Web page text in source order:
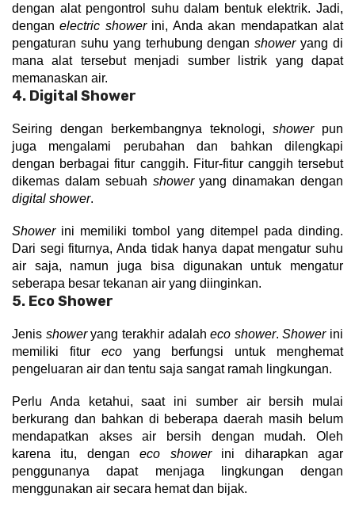
dengan alat pengontrol suhu dalam bentuk elektrik. Jadi,
dengan electric shower ini, Anda akan mendapatkan alat
pengaturan suhu yang terhubung dengan shower yang di
mana alat tersebut menjadi sumber listrik yang dapat
memanaskan air.
4. Digital Shower
Seiring dengan berkembangnya teknologi, shower pun
juga mengalami perubahan dan bahkan dilengkapi
dengan berbagai fitur canggih. Fitur-fitur canggih tersebut
dikemas dalam sebuah shower
digital shower.
Shower ini memiliki tombol yang ditempel pada dinding.
Dari segi fiturnya, Anda tidak hanya dapat mengatur suhu
air saja, namun juga bisa digunakan untuk mengatur
seberapa besar tekanan air yang diinginkan.
5. Eco Shower
Jenis shower yang terakhir adalah eco shower. Shower ini
memiliki fitur eco yang berfungsi untuk menghemat
pengeluaran air dan tentu saja sangat ramah lingkungan.
Perlu Anda ketahui, saat ini sumber air bersih mulai
berkurang dan bahkan di beberapa daerah masih belum
mendapatkan akses air bersih dengan mudah. Oleh
karena itu, dengan eco shower ini diharapkan agar
penggunanya dapat menjaga lingkungan dengan
menggunakan air secara hemat dan bijak.